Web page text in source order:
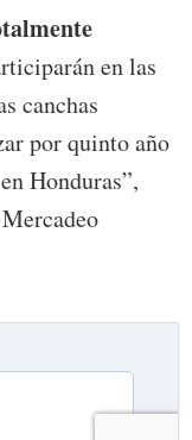
en las
canchas
por quinto año
Honduras”,